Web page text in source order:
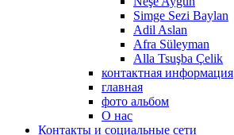
Simge Sezi Baylan
Adil Aslan
Afra Süleyman
Alla Tsuşba Çelik
контактная информация
главная
фото альбом
О нас
Контакты и социальные сети